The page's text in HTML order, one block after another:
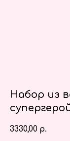
Набор из
3330,00 р.